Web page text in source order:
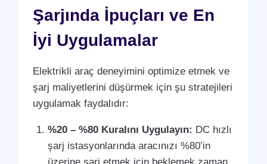
Şarjında İpuçları ve En
İyi Uygulamalar
Elektrikli araç deneyimini optimize etmek ve
şarj maliyetlerini düşürmek için şu stratejileri
uygulamak faydalıdır:
%20 – %80 Kuralını Uygulayın: DC hızlı
şarj istasyonlarında aracınızı %80’in